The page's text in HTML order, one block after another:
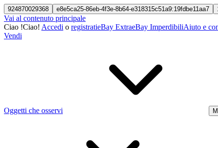
924870029368 e8e5ca25-86eb-4f3e-8b64-e318315c51a9:19fdbe11aa7
Vai al contenuto principale
Ciao !Ciao! Accedi o registratieBay ExtraeBay ImperdibiliAiuto e
Vendi
Oggetti che osservi